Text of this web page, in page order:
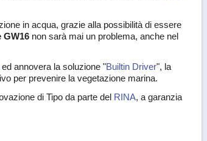
in acqua, grazie alla possibilità di essere
GW16 non sarà mai un problema, anche nel
ed annovera la soluzione "Builtin Driver", la
per prevenire la vegetazione marina.
di Tipo da parte del RINA, a garanzia